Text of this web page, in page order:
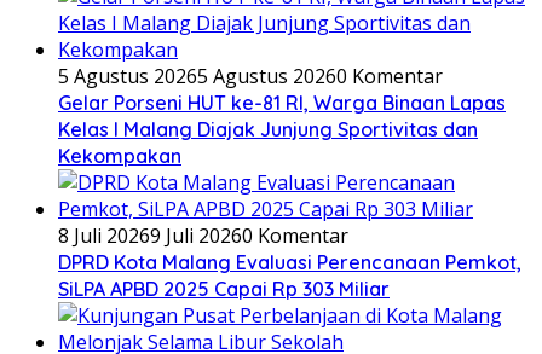
5 Agustus 20265 Agustus 20260 Komentar
Gelar Porseni HUT ke-81 RI, Warga Binaan Lapas
Kelas I Malang Diajak Junjung Sportivitas dan
Kekompakan
8 Juli 20269 Juli 20260 Komentar
DPRD Kota Malang Evaluasi Perencanaan Pemkot,
SiLPA APBD 2025 Capai Rp 303 Miliar